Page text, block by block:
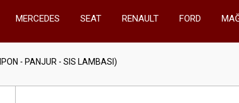
MERCEDES SEAT RENAULT FORD
- PANJUR - SIS LAMBASI)